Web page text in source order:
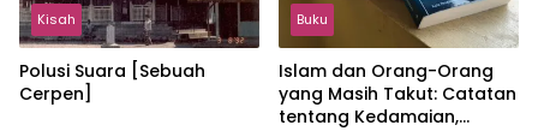
Kisah
Polusi Suara [Sebuah
Cerpen]
Buku
Islam dan Orang-Orang
yang Masih Takut: Catatan
tentang Kedamaian,